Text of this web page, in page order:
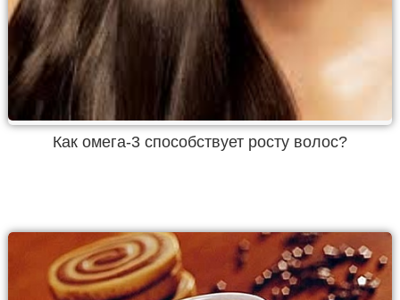
Как омега-3 способствует росту волос?